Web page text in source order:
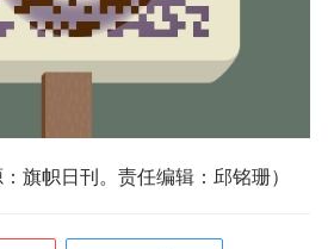
旗帜日刊。责任编辑：邱铭珊）